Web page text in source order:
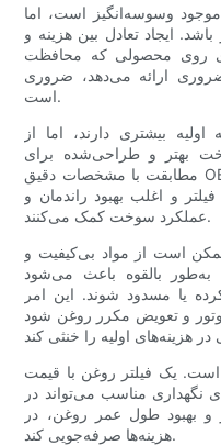
موجود وسوسه‌انگیز است، اما
ایجاد تعادل بین هزینه و
روی محصولی که محافظت
ارائه می‌دهد، ضروری
است.
بیشتری دارند، اما از
بهتر و طراحی‌شده برای
مطابقت با مشخصات دقیق OEM برخوردارند. این عوامل به افزایش
و اغلب بهبود راندمان و
عملکرد سوخت کمک می‌کنند.
است از مواد بی‌کیفیت و
به‌طور بالقوه باعث می‌شود
یا مسدود شوند. این امر
و تعویض مکرر روغن شود
یک فیلتر روغن با قیمت
نگهداری مناسب می‌تواند در
و بهبود طول عمر روغن، در
هزینه‌ها صرفه‌جویی کند.